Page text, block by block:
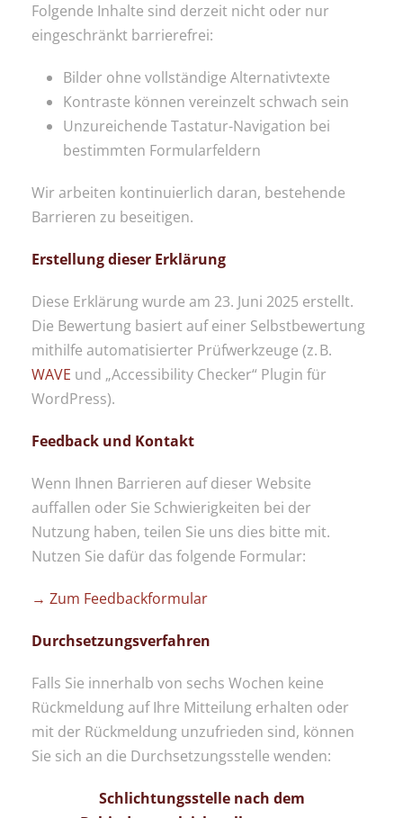
Folgende Inhalte sind derzeit nicht oder nur
eingeschränkt barrierefrei:
Bilder ohne vollständige Alternativtexte
Kontraste können vereinzelt schwach sein
Unzureichende Tastatur-Navigation bei
bestimmten Formularfeldern
Wir arbeiten kontinuierlich daran, bestehende
Barrieren zu beseitigen.
Erstellung dieser Erklärung
Diese Erklärung wurde am 23. Juni 2025 erstellt.
Die Bewertung basiert auf einer Selbstbewertung
mithilfe automatisierter Prüfwerkzeuge (z. B.
WAVE und „Accessibility Checker“ Plugin für
WordPress).
Feedback und Kontakt
Wenn Ihnen Barrieren auf dieser Website
auffallen oder Sie Schwierigkeiten bei der
Nutzung haben, teilen Sie uns dies bitte mit.
Nutzen Sie dafür das folgende Formular:
→ Zum Feedbackformular
Durchsetzungsverfahren
Falls Sie innerhalb von sechs Wochen keine
Rückmeldung auf Ihre Mitteilung erhalten oder
mit der Rückmeldung unzufrieden sind, können
Sie sich an die Durchsetzungsstelle wenden:
Schlichtungsstelle nach dem